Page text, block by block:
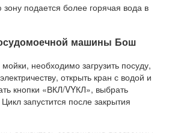
подается более горячая вода в
машины Бош
необходимо загрузить посуду,
открыть кран с водой и
кнопки «ВКЛ/VYКЛ», выбрать
запустится после закрытия